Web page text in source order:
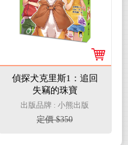
偵探犬克里斯1：追回
失竊的珠寶
出版品牌 : 小熊出版
定價 $350